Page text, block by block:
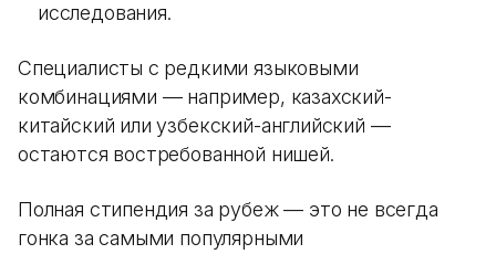
исследования.
Специалисты с редкими языковыми
комбинациями — например, казахский-
китайский или узбекский-английский —
остаются востребованной нишей.
Полная стипендия за рубеж — это не всегда
гонка за самыми популярными